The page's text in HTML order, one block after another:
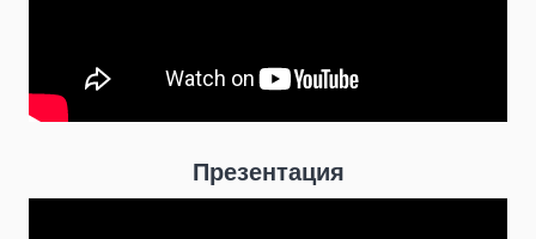
Презентация